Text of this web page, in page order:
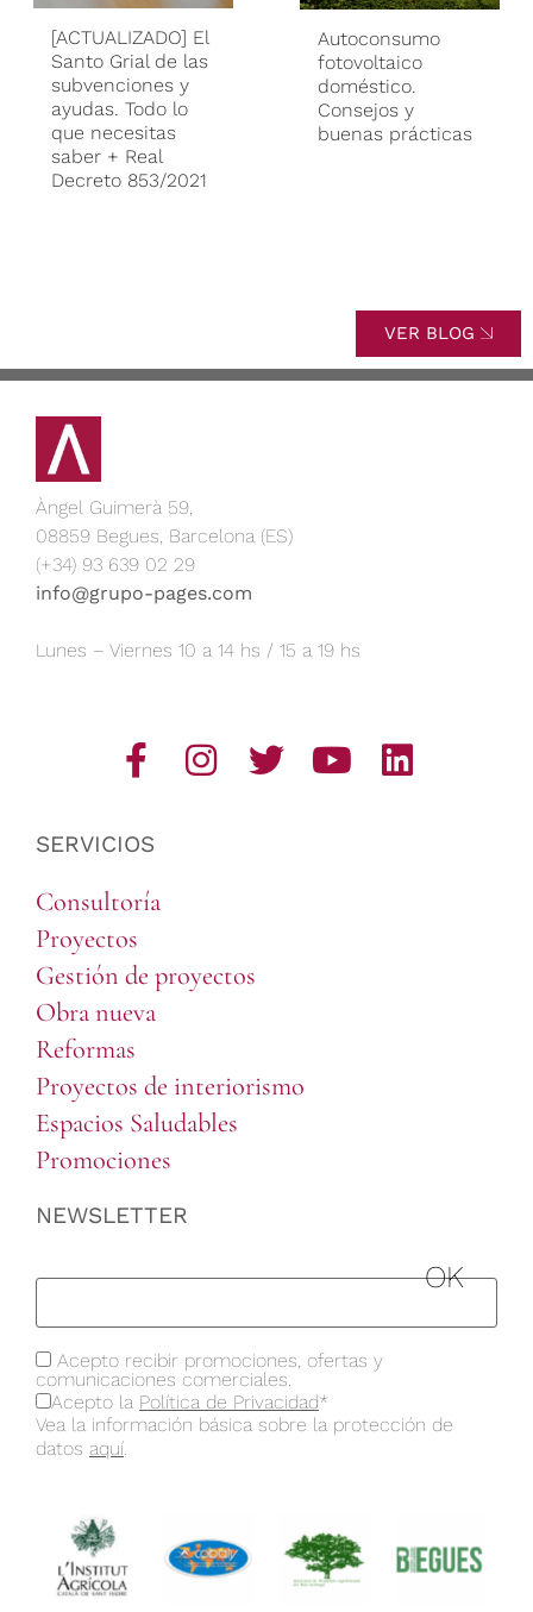
[ACTUALIZADO] El
Santo Grial de las
subvenciones y
ayudas. Todo lo
que necesitas
saber + Real
Decreto 853/2021
Autoconsumo
fotovoltaico
doméstico.
Consejos y
buenas prácticas
VER BLOG
Àngel Guimerà 59,
08859 Begues, Barcelona (ES)
(+34) 93 639 02 29
info@grupo-pages.com
Lunes – Viernes 10 a 14 hs / 15 a 19 hs
SERVICIOS
Consultoría
Proyectos
Gestión de proyectos
Obra nueva
Reformas
Proyectos de interiorismo
Espacios Saludables
Promociones
NEWSLETTER
Acepto recibir promociones, ofertas y
comunicaciones comerciales.
Acepto la Política de Privacidad*
Vea la información básica sobre la protección de
datos aquí.